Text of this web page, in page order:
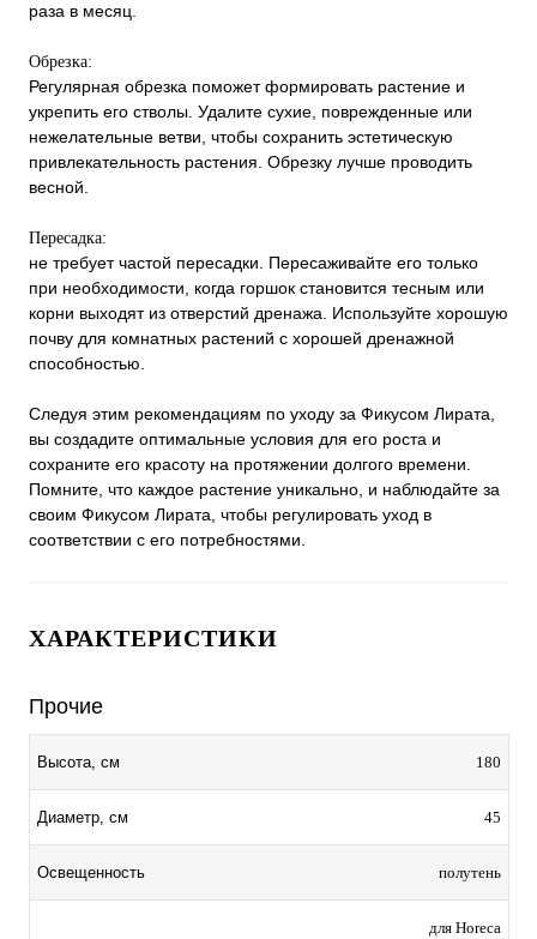
раза в месяц.
Обрезка:
Регулярная обрезка поможет формировать растение и
укрепить его стволы. Удалите сухие, поврежденные или
нежелательные ветви, чтобы сохранить эстетическую
привлекательность растения. Обрезку лучше проводить
весной.
Пересадка:
не требует частой пересадки. Пересаживайте его только
при необходимости, когда горшок становится тесным или
корни выходят из отверстий дренажа. Используйте хорошую
почву для комнатных растений с хорошей дренажной
способностью.
Следуя этим рекомендациям по уходу за Фикусом Лирата,
вы создадите оптимальные условия для его роста и
сохраните его красоту на протяжении долгого времени.
Помните, что каждое растение уникально, и наблюдайте за
своим Фикусом Лирата, чтобы регулировать уход в
соответствии с его потребностями.
ХАРАКТЕРИСТИКИ
Прочие
Высота, см 180
Диаметр, см 45
Освещенность полутень
для Horeca